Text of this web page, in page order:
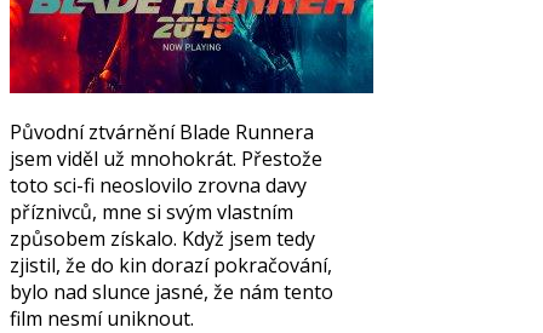
Původní ztvárnění Blade Runnera
jsem viděl už mnohokrát. Přestože
toto sci-fi neoslovilo zrovna davy
příznivců, mne si svým vlastním
způsobem získalo. Když jsem tedy
zjistil, že do kin dorazí pokračování,
bylo nad slunce jasné, že nám tento
film nesmí uniknout.